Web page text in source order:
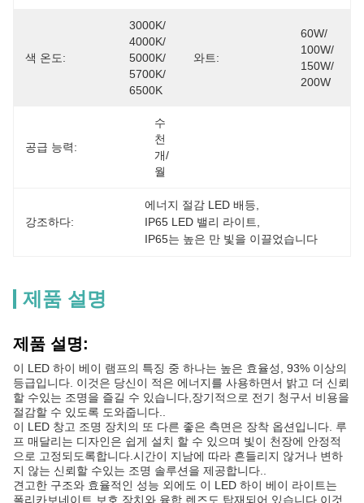
색 온도:
3000K/
4000K/
5000K/
5700K/
6500K
와트:
60W/
100W/
150W/
200W
공급 능력:
수
천
개/
월
강조하다:
에너지 절감 LED 배등
IP65 LED 밸리 라이트
IP65는 높은 만 빛을 이끌었습니다
제품 설명
제품 설명:
이 LED 하이 베이 램프의 특징 중 하나는 높은 효율성, 93% 이상의
등급입니다. 이것은 당신이 적은 에너지를 사용하면서 밝고 더 신뢰
할 수있는 조명을 즐길 수 있습니다,장기적으로 전기 청구서 비용을
절감할 수 있도록 도와줍니다..
이 LED 창고 조명 장치의 또 다른 좋은 측면은 장착 옵션입니다. 루
프 매달리는 디자인은 쉽게 설치 할 수 있으며 빛이 천장에 안정적
으로 고정되도록합니다.시간이 지남에 따라 흔들리지 않거나 변하
지 않는 신뢰할 수있는 조명 솔루션을 제공합니다..
견고한 구조와 효율적인 성능 외에도 이 LED 하이 베이 라이트는
폴리카보네이트 보호 장치와 융합 렌즈도 탑재되어 있습니다.이것